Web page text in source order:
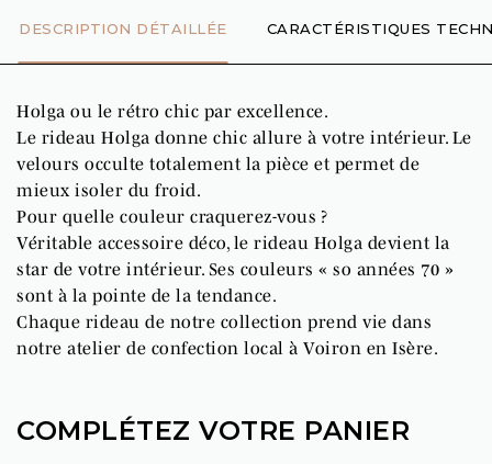
DESCRIPTION DÉTAILLÉE CARACTÉRISTIQUES
Holga ou le rétro chic par excellence.
Le rideau Holga donne chic allure à votre intérieur. Le
velours occulte totalement la pièce et permet de
mieux isoler du froid.
Pour quelle couleur craquerez-vous ?
Véritable accessoire déco, le rideau Holga devient la
star de votre intérieur. Ses couleurs « so années 70 »
sont à la pointe de la tendance.
Chaque rideau de notre collection prend vie dans
notre atelier de confection local à Voiron en Isère.
COMPLÉTEZ VOTRE PANIER